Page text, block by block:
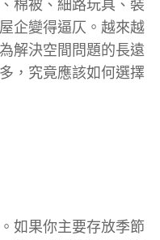
棉被、細路玩具、裝
企變得逼仄。越來越
解決空間問題的長遠
，究竟應該如何選擇
如果你主要存放季節